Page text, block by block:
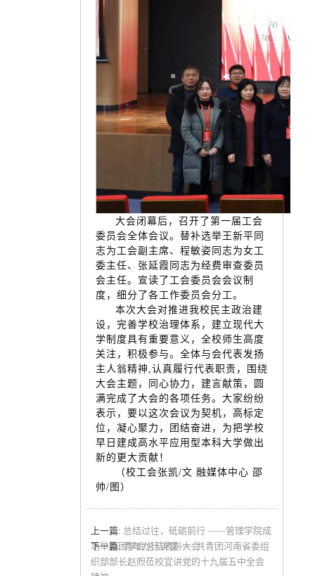
大会闭幕后，召开了第一届工会
委员会全体会议。替补选举王新平同
志为工会副主席、程敏姿同志为女工
委主任、张延霞同志为经费审查委员
会主任。宣读了工会委员会会议制
度，细分了各工作委员会分工。
本次大会对推进我校民主政治建
设，完善学校治理体系，建立现代大
学制度具有重要意义，全校师生高度
关注，积极参与。全体与会代表发扬
主人翁精神,认真履行代表职责，围绕
大会主题，同心协力，建言献策，圆
满完成了大会的各项任务。大家纷纷
表示，要以这次会议为契机，高标定
位，凝心聚力，团结奋进，为把学校
早日建成高水平应用型本科大学做出
新的更大贡献！
（校工会张凯/文 融媒体中心 邵
帅/图）
上一篇: 总结过往，砥砺前行 ——管理学院成
功举办团学会总结表彰大会
下一篇: 青年力行讲堂——共青团河南省委组
织部部长赵煦莅校宣讲党的十九届五中全会